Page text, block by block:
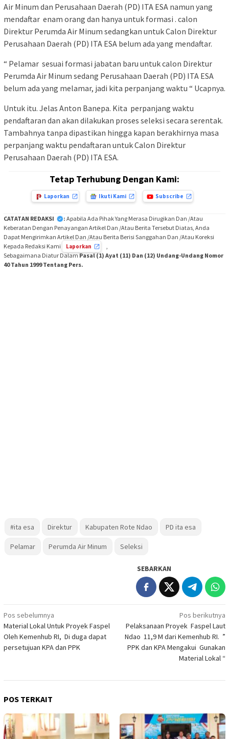
Air Minum dan Perusahaan Daerah (PD) ITA ESA namun yang
mendaftar enam orang dan hanya untuk formasi . calon
Direktur Perumda Air Minum sedangkan untuk Calon Direktur
Perusahaan Daerah (PD) ITA ESA belum ada yang mendaftar.
“ Pelamar sesuai formasi jabatan baru untuk calon Direktur
Perumda Air Minum sedang Perusahaan Daerah (PD) ITA ESA
belum ada yang melamar, jadi kita perpanjang waktu “ Ucapnya.
Untuk itu. Jelas Anton Banepa. Kita perpanjang waktu
pendaftaran dan akan dilakukan proses seleksi secara serentak.
Tambahnya tanpa dipastikan hingga kapan berakhirnya masa
perpanjang waktu pendaftaran untuk Calon Direktur
Perusahaan Daerah (PD) ITA ESA.
Tetap Terhubung Dengan Kami:
Laporkan Ikuti Kami Subscribe
CATATAN REDAKSI : Apabila Ada Pihak Yang Merasa Dirugikan Dan /Atau
Keberatan Dengan Penayangan Artikel Dan /Atau Berita Tersebut Diatas, Anda
Dapat Mengirimkan Artikel Dan /Atau Berita Berisi Sanggahan Dan /Atau Koreksi
Kepada Redaksi Kami
Laporkan
,
Sebagaimana Diatur DalamPasal (1) Ayat (11) Dan (12) Undang-Undang Nomor
40 Tahun 1999 Tentang Pers.
#ita esa Direktur Kabupaten Rote Ndao PD ita esa
Pelamar Perumda Air Minum Seleksi
SEBARKAN
Navigasi
pos
Pos sebelumnya
Material Lokal Untuk Proyek Faspel
Oleh Kemenhub RI, Di duga dapat
persetujuan KPA dan PPK
Pos berikutnya
Pelaksanaan Proyek Faspel Laut
Ndao 11,9 M dari Kemenhub RI. ”
PPK dan KPA Mengakui Gunakan
Material Lokal “
POS TERKAIT